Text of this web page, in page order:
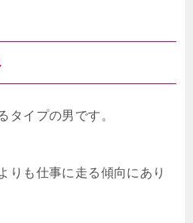
タイプの男です。
りも仕事に走る傾向にあり